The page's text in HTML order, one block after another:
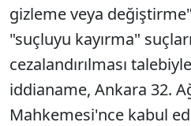
gizleme veya
"suçluyu kayırma"
cezalandırılması
iddianame, Ankara 32.
Mahkemesi'nce kabul